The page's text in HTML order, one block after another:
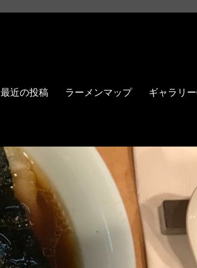
最近の投稿 ラーメンマップ ギャラリ